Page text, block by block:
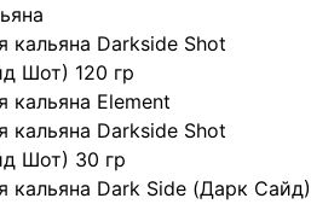
кальяна Darkside Shot
Шот) 120 гр
кальяна Element
кальяна Darkside Shot
Шот) 30 гр
кальяна Dark Side (Дарк Сайд)